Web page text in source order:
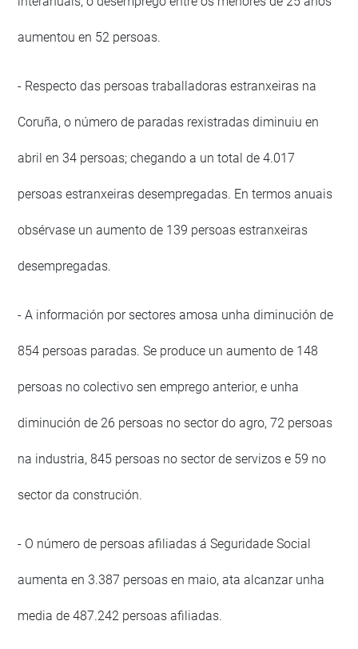
aumentou en 52 persoas.
- Respecto das persoas traballadoras estranxeiras na
Coruña, o número de paradas rexistradas diminuiu en
abril en 34 persoas; chegando a un total de 4.017
persoas estranxeiras desempregadas. En termos anuais
obsérvase un aumento de 139 persoas estranxeiras
desempregadas.
- A información por sectores amosa unha diminución de
854 persoas paradas. Se produce un aumento de 148
persoas no colectivo sen emprego anterior, e unha
diminución de 26 persoas no sector do agro, 72 persoas
na industria, 845 persoas no sector de servizos e 59 no
sector da construción.
- O número de persoas afiliadas á Seguridade Social
aumenta en 3.387 persoas en maio, ata alcanzar unha
media de 487.242 persoas afiliadas.